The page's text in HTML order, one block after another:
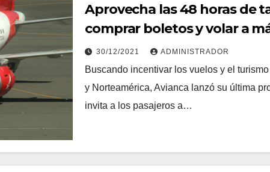
Aprovecha las 48 horas de
comprar boletos y volar a
2022 desde El Salvador
30/12/2021 ADMINISTRADOR
Buscando incentivar los vuelos y el
y Norteamérica, Avianca lanzó su última
invita a los pasajeros a…